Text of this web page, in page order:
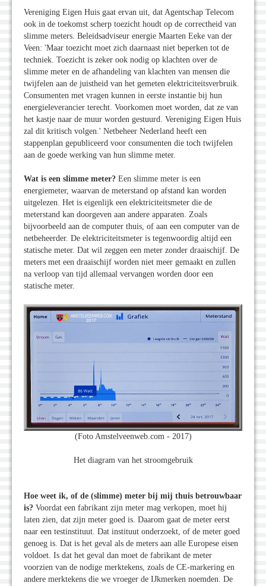
Vereniging Eigen Huis gaat ervan uit, dat Agentschap Telecom
ook in de toekomst scherp toezicht houdt op de correctheid van
slimme meters. Beleidsadviseur energie Maarten Eeke van der
Veen: 'Maar toezicht moet zich daarnaast niet beperken tot de
techniek. Toezicht is zeker ook nodig op klachten over de
slimme meter en de afhandeling van klachten van mensen die
twijfelen aan de juistheid van het gemeten elektriciteitsverbruik.
Consumenten met vragen kunnen in eerste instantie bij hun
energieleverancier terecht. Voorkomen moet worden, dat ze van
het kastje naar de muur worden gestuurd. Vereniging Eigen Huis
zal dit kritisch volgen.' Netbeheer Nederland heeft een
stappenplan gepubliceerd voor consumenten die toch twijfelen
aan de goede werking van hun slimme meter.
Wat is een slimme meter? Een slimme meter is een
energiemeter, waarvan de meterstand op afstand kan worden
uitgelezen. Het is eigenlijk een elektriciteitsmeter die de
meterstand kan doorgeven aan andere apparaten. Zoals
bijvoorbeeld aan de computer thuis, of aan een computer van de
netbeheerder. De elektriciteitsmeter is tegenwoordig altijd een
statische meter. Dat wil zeggen een meter zonder draaischijf. De
meters met een draaischijf worden niet meer gemaakt en zullen
na verloop van tijd allemaal vervangen worden door een
statische meter.
(Foto Amstelveenweb.com - 2017)
Het diagram van het stroomgebruik
Hoe weet ik, of de (slimme) meter bij mij thuis betrouwbaar
is? Voordat een fabrikant zijn meter mag verkopen, moet hij
laten zien, dat zijn meter goed is. Daarom gaat de meter eerst
naar een testinstituut. Dat instituut onderzoekt, of de meter goed
genoeg is. Dat is het geval als de meters aan alle Europese eisen
voldoet. Is dat het geval dan moet de fabrikant de meter
voorzien van de nodige merktekens, zoals de CE-markering en
andere merktekens die we vroeger de IJkmerken noemden. De